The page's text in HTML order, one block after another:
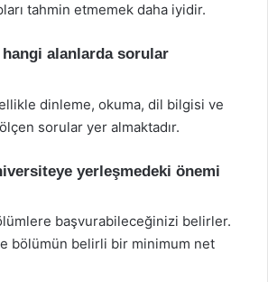
tahmin etmemek daha iyidir.
hangi alanlarda sorular
dinleme, okuma, dil bilgisi ve
sorular yer almaktadır.
yerleşmedeki önemi
başvurabileceğinizi belirler.
bölümün belirli bir minimum net